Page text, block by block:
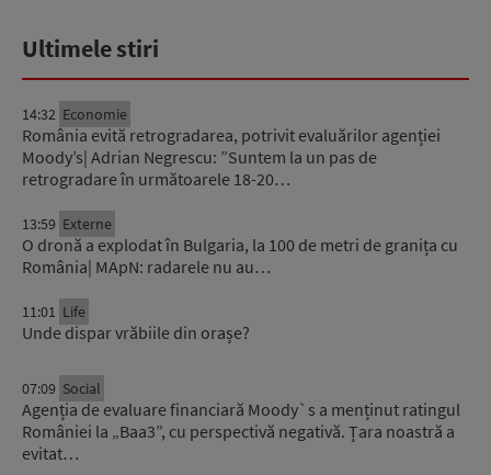
Ultimele stiri
14:32 Economie
România evită retrogradarea, potrivit evaluărilor agenției
Moody’s| Adrian Negrescu: ”Suntem la un pas de
retrogradare în următoarele 18-20…
13:59 Externe
O dronă a explodat în Bulgaria, la 100 de metri de granița cu
România| MApN: radarele nu au…
11:01 Life
Unde dispar vrăbiile din orașe?
07:09 Social
Agenția de evaluare financiară Moody`s a menținut ratingul
României la „Baa3”, cu perspectivă negativă. Țara noastră a
evitat…